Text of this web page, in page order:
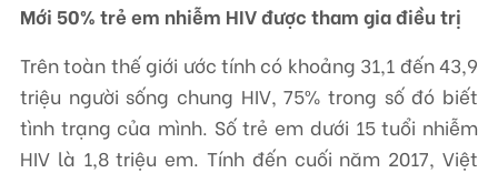
Mới 50% trẻ em nhiễm HIV được tham gia điều trị
Trên toàn thế giới ước tính có khoảng 31,1 đến 43,9
triệu người sống chung HIV, 75% trong số đó biết
tình trạng của mình. Số trẻ em dưới 15 tuổi nhiễm
HIV là 1,8 triệu em. Tính đến cuối năm 2017, Việt